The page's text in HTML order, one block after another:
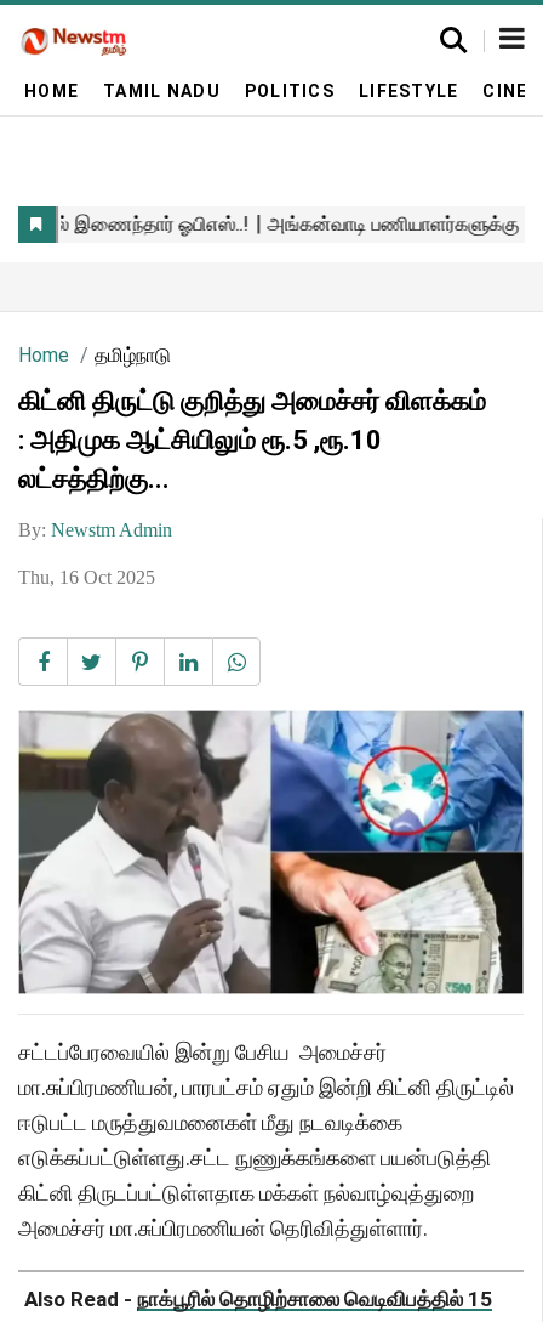
HOME TAMIL NADU POLITICS LIFESTYLE
Home தமிழ்நாடு
கிட்னி திருட்டு குறித்து அமைச்சர் விளக்கம்
: அதிமுக ஆட்சியிலும் ரூ.5 ,ரூ.10
லட்சத்திற்கு...
By: Newstm Admin
Thu, 16 Oct 2025
சட்டப்பேரவையில் இன்று பேசிய அமைச்சர்
மா.சுப்பிரமணியன், பாரபட்சம் ஏதும் இன்றி கிட்னி திருட்டில்
ஈடுபட்ட மருத்துவமனைகள் மீது நடவடிக்கை
எடுக்கப்பட்டுள்ளது.சட்ட நுணுக்கங்களை பயன்படுத்தி
கிட்னி திருடப்பட்டுள்ளதாக மக்கள் நல்வாழ்வுத்துறை
அமைச்சர் மா.சுப்பிரமணியன் தெரிவித்துள்ளார்.
Also Read - நாக்பூரில் தொழிற்சாலை வெடிவிபத்தில் 15